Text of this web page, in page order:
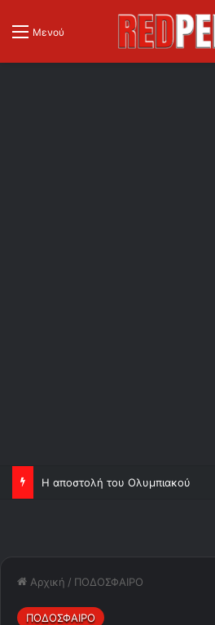
Μενού
Η αποστολή του Ολυμπιακού
Αρχική / ΠΟΔΟΣΦΑΙΡΟ
ΠΟΔΟΣΦΑΙΡΟ